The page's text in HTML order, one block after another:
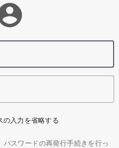
の入力を省略する
スワードの再発行手続きを行っ